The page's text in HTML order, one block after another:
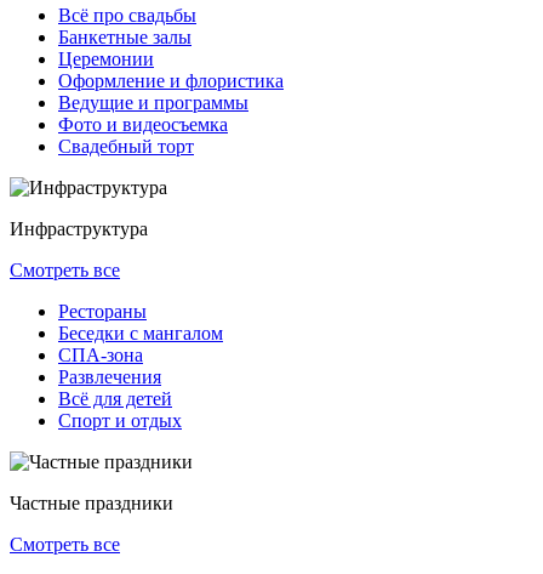
Всё про свадьбы
Банкетные залы
Церемонии
Оформление и флористика
Ведущие и программы
Фото и видеосъемка
Свадебный торт
Инфраструктура
Смотреть все
Рестораны
Беседки с мангалом
СПА-зона
Развлечения
Всё для детей
Спорт и отдых
Частные праздники
Смотреть все